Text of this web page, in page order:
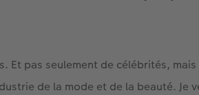
Et pas seulement de célébrités,
de la mode et de la beauté. Je